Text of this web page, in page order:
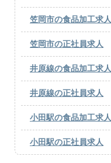
笠岡市の食品加工求人
笠岡市の正社員求人
井原線の食品加工求人
井原線の正社員求人
小田駅の食品加工求人
小田駅の正社員求人